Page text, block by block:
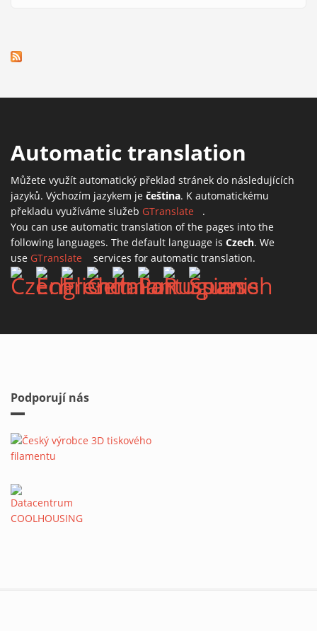
Automatic translation
Můžete využít automatický překlad stránek do následujících
jazyků. Výchozím jazykem je čeština. K automatickému
překladu využíváme služeb GTranslate (link is external)
.
You can use automatic translation of the pages into the
following languages. The default language is Czech. We
use GTranslate (link is external)
services for automatic translation.
Podporují nás